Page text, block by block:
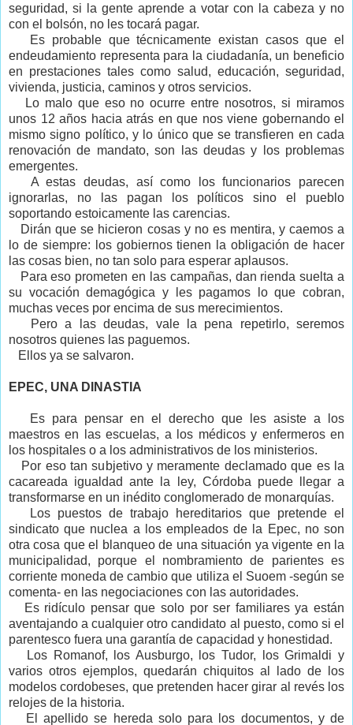
seguridad, si la gente aprende a votar con la cabeza y no
con el bolsón, no les tocará pagar.
Es probable que técnicamente existan casos que el
endeudamiento representa para la ciudadanía, un beneficio
en prestaciones tales como salud, educación, seguridad,
vivienda, justicia, caminos y otros servicios.
Lo malo que eso no ocurre entre nosotros, si miramos
unos 12 años hacia atrás en que nos viene gobernando el
mismo signo político, y lo único que se transfieren en cada
renovación de mandato, son las deudas y los problemas
emergentes.
A estas deudas, así como los funcionarios parecen
ignorarlas, no las pagan los políticos sino el pueblo
soportando estoicamente las carencias.
Dirán que se hicieron cosas y no es mentira, y caemos a
lo de siempre: los gobiernos tienen la obligación de hacer
las cosas bien, no tan solo para esperar aplausos.
Para eso prometen en las campañas, dan rienda suelta a
su vocación demagógica y les pagamos lo que cobran,
muchas veces por encima de sus merecimientos.
Pero a las deudas, vale la pena repetirlo, seremos
nosotros quienes las paguemos.
Ellos ya se salvaron.
EPEC, UNA DINASTIA
Es para pensar en el derecho que les asiste a los
maestros en las escuelas, a los médicos y enfermeros en
los hospitales o a los administrativos de los ministerios.
Por eso tan subjetivo y meramente declamado que es la
cacareada igualdad ante la ley, Córdoba puede llegar a
transformarse en un inédito conglomerado de monarquías.
Los puestos de trabajo hereditarios que pretende el
sindicato que nuclea a los empleados de la Epec, no son
otra cosa que el blanqueo de una situación ya vigente en la
municipalidad, porque el nombramiento de parientes es
corriente moneda de cambio que utiliza el Suoem -según se
comenta- en las negociaciones con las autoridades.
Es ridículo pensar que solo por ser familiares ya están
aventajando a cualquier otro candidato al puesto, como si el
parentesco fuera una garantía de capacidad y honestidad.
Los Romanof, los Ausburgo, los Tudor, los Grimaldi y
varios otros ejemplos, quedarán chiquitos al lado de los
modelos cordobeses, que pretenden hacer girar al revés los
relojes de la historia.
El apellido se hereda solo para los documentos, y de